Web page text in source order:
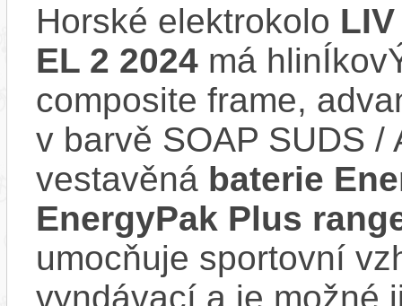
Horské elektrokolo
EL 2 2024 má
composite frame,
v barvě SOAP SUDS /
vestavěná baterie
EnergyPak Plus
umocňuje sportovní
vyndávací a je možné